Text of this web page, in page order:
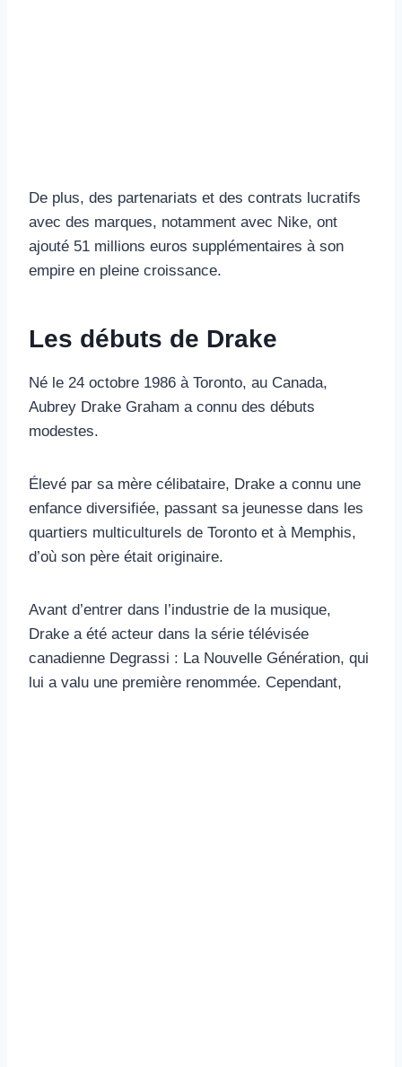
De plus, des partenariats et des contrats lucratifs
avec des marques, notamment avec Nike, ont
ajouté 51 millions euros supplémentaires à son
empire en pleine croissance.
Les débuts de Drake
Né le 24 octobre 1986 à Toronto, au Canada,
Aubrey Drake Graham a connu des débuts
modestes.
Élevé par sa mère célibataire, Drake a connu une
enfance diversifiée, passant sa jeunesse dans les
quartiers multiculturels de Toronto et à Memphis,
d’où son père était originaire.
Avant d’entrer dans l’industrie de la musique,
Drake a été acteur dans la série télévisée
canadienne Degrassi : La Nouvelle Génération, qui
lui a valu une première renommée. Cependant,